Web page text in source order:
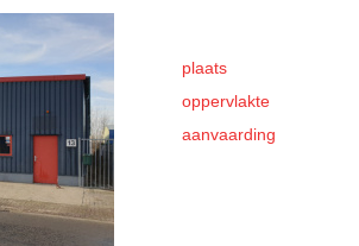
plaats
oppervlakte
aanvaarding